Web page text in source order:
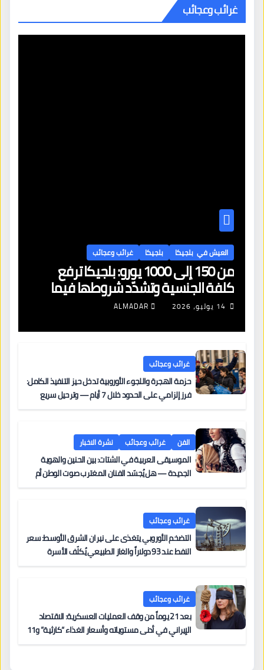
غرائب وعجائب
العيش في بلجيكا بلجيكا غرائب وعجائب
من 150 إلى 1000 يورو: بلجيكا ترفع
كلفة الجنسية وتشدّد شروطها فيما
تهبط معدلات قبول اللجوء إلى 28%
14 يوليو، 2026 ALMADAR
غرائب وعجائب
حزمة الهجرة واللجوء الأوروبية تدخل حيز التنفيذ الكامل:
فرز إلزامي على الحدود خلال 7 أيام — وترحيل سريع
الفن غرائب وعجائب نشرة الاخبار
الموسيقى العربية في الشتات: بين الحنين والهوية
الجديدة — هل يُجسّد الفنان المغترب صوت الوطن أم
غرائب وعجائب
التضخم الأوروبي يتغذى على نيران الشرق الأوسط: سعر
النفط عند 93 دولاراً والغاز الطبيعي يُكلّف الأسرة
غرائب وعجائب
بعد 21 يوماً من وقف العمليات العسكرية: الاقتصاد
الإيراني في أدنى مستوياته وأسعار الغذاء “كارثية” و11